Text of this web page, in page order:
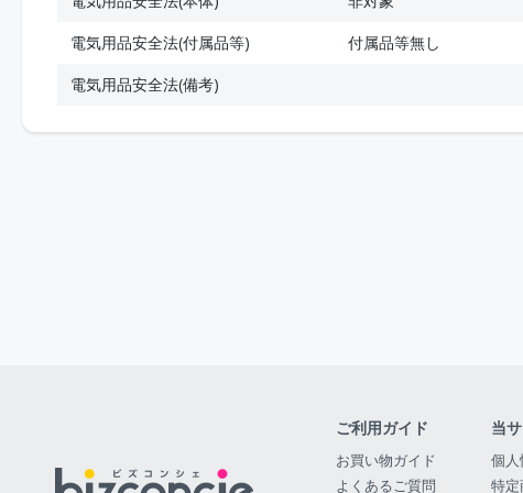
電気用品安全法(付属品等)
付属品等無し
電気用品安全法(備考)
ご利用ガイド
お買い物ガイド
よくあるご質問
当
個
特